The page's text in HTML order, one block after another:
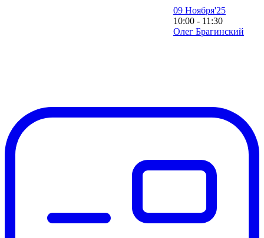
09 Ноября'25
10:00 - 11:30
Олег Брагинский